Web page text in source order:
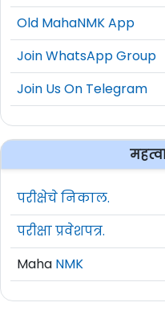
Old MahaNMK App
Join WhatsApp Group
Join Us On Telegram
परीक्षेचे निकाल.
परीक्षा प्रवेशपत्र.
Maha NMK